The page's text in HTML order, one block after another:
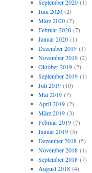
September 2020(1)
Juni 2020(2)
März 2020(7)
Februar 2020(7)
Januar 2020(1)
Dezember 2019(1)
November 2019(2)
Oktober 2019(2)
September 2019(1)
Juli 2019(10)
Mai 2019(7)
April 2019(2)
März 2019(3)
Februar 2019(7)
Januar 2019(5)
Dezember 2018(5)
November 2018(1)
September 2018(7)
August 2018(4)